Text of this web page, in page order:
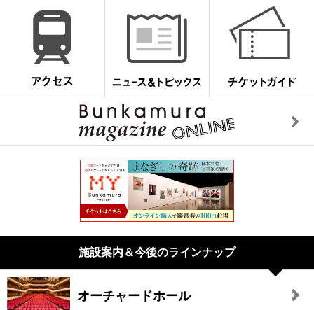
施設案内＆今後のラインナップ
オーチャードホール